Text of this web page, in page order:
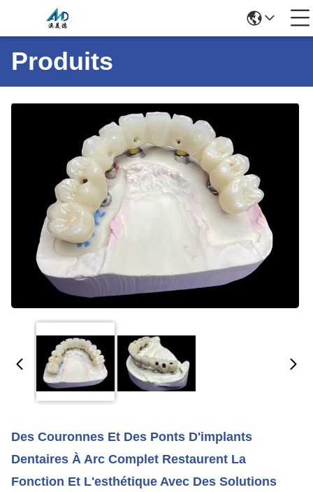
Produits
Des Couronnes Et Des Ponts D'implants
Dentaires À Arc Complet Restaurent La
Fonction Et L'esthétique Avec Des Solutions